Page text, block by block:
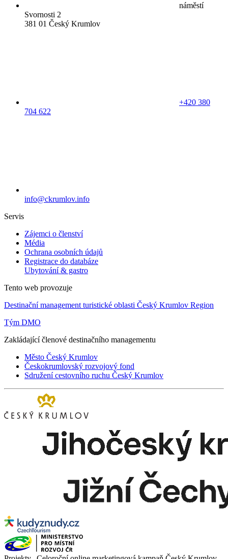
náměstí
Svornosti 2
381 01 Český Krumlov
+420 380
704 622
info@ckrumlov.info
Servis
Zájemci o členství
Média
Ochrana osobních údajů
Registrace do databáze
Ubytování & gastro
Tento web provozuje
Destinační management turistické oblasti Český Krumlov Region
Tým DMO
Zakládající členové destinačního managementu
Město Český Krumlov
Českokrumlovský rozvojový fond
Sdružení cestovního ruchu Český Krumlov